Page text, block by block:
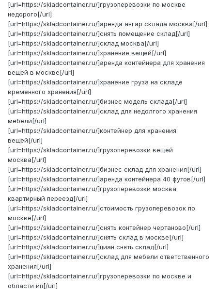
[url=https://skladcontainer.ru/]грузоперевозки по москве
недорого[/url]
[url=https://skladcontainer.ru/]аренда ангар склада москва[/url]
[url=https://skladcontainer.ru/]снять помещение склад[/url]
[url=https://skladcontainer.ru/]склад москва[/url]
[url=https://skladcontainer.ru/]хранение вещей[/url]
[url=https://skladcontainer.ru/]аренда контейнера для хранения
вещей в москве[/url]
[url=https://skladcontainer.ru/]хранение груза на складе
временного хранения[/url]
[url=https://skladcontainer.ru/]бизнес модель склада[/url]
[url=https://skladcontainer.ru/]склад для недолгого хранения
мебели[/url]
[url=https://skladcontainer.ru/]контейнер для хранения
вещей[/url]
[url=https://skladcontainer.ru/]грузоперевозки вещей
москва[/url]
[url=https://skladcontainer.ru/]бизнес склад для хранения[/url]
[url=https://skladcontainer.ru/]аренда контейнера 40 футов[/url]
[url=https://skladcontainer.ru/]грузоперевозки москва
квартирный переезд[/url]
[url=https://skladcontainer.ru/]стоимость грузоперевозок по
москве[/url]
[url=https://skladcontainer.ru/]снять контейнер чертаново[/url]
[url=https://skladcontainer.ru/]снять склад в москве[/url]
[url=https://skladcontainer.ru/]циан снять склад[/url]
[url=https://skladcontainer.ru/]склад для мебели ответственного
хранения[/url]
[url=https://skladcontainer.ru/]грузоперевозки по москве и
области ип[/url]